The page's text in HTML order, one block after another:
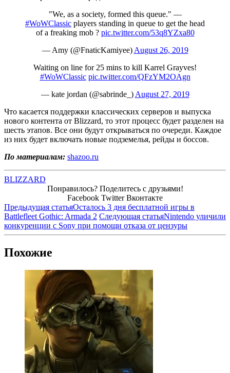
"We, as a society, formed this queue." —
#WoWClassic players standing in queue to get the head
of a freaking mob ? pic.twitter.com/53q8YZxa80
— Amy (@FnaticKamiyee) August 26, 2019
Waiting on line for 25 mins to kill Karrel Grayves!
#WoWClassic pic.twitter.com/QFzYM2OAgn
— kate jordan (@sabrinde_) August 27, 2019
Что касается поддержки классических серверов и выпуска
нового контента от Blizzard, то этот процесс будет разделен на
шесть этапов. Все они будут открываться по очереди. Каждое
из них будет включать новые подземелья, рейды и боссов.
По материалам: shazoo.ru
BLIZZARD
Понравилось? Поделитесь с друзьями!
Facebook Twitter Вконтакте
Предыдущая статьяОсталось 3 дня бесплатной игры в
Battlefleet Gothic: Armada 2 Следующая статьяNintendo уличили
конкуренции с Sony при помощи отказа от цензуры
Похожие